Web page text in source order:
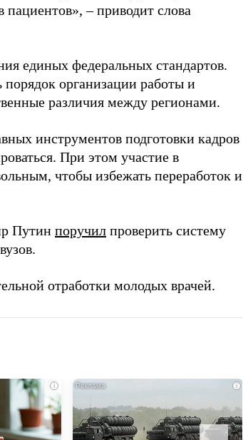
пациентов», – приводит слова
единых федеральных стандартов.
организации работы и
различия между регионами.
инструментов подготовки кадров
При этом участие в
чтобы избежать переработок и
Путин поручил проверить систему
отработки молодых врачей.
i i